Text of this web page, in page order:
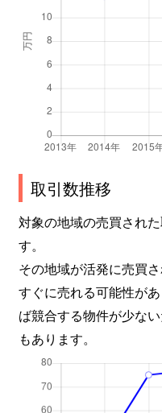
取引数推移
対象の地域の売買され
す。
その地域が活発に売買
すぐに売れる可能性が
ば競合する物件が少な
もあります。